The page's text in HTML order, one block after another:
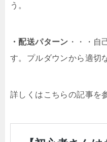
う。
・配送パターン ・・・自
す。プルダウンから適切
詳しくはこちらの記事を